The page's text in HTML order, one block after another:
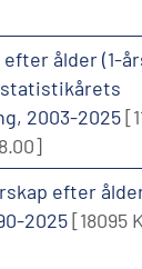
efter ålder (1-
2003-2025
efter
2025[18095